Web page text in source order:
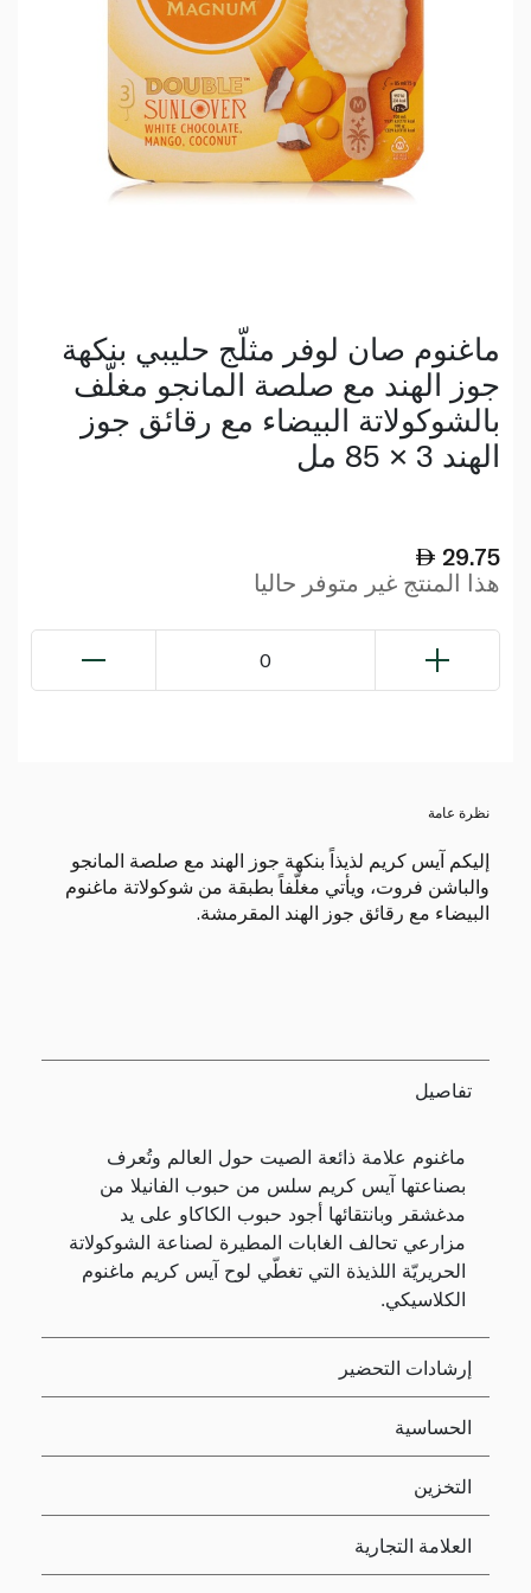
ماغنوم صان لوفر مثلّج حليبي بنكهة
جوز الهند مع صلصة المانجو مغلّف
بالشوكولاتة البيضاء مع رقائق جوز
الهند 3 × 85 مل
29.75
هذا المنتج غير متوفر حاليا
0
نظرة عامة
إليكم آيس كريم لذيذاً بنكهة جوز الهند مع صلصة المانجو
والباشن فروت، ويأتي مغلّفاً بطبقة من شوكولاتة ماغنوم
البيضاء مع رقائق جوز الهند المقرمشة.
تفاصيل
ماغنوم علامة ذائعة الصيت حول العالم وتُعرف
بصناعتها آيس كريم سلس من حبوب الفانيلا من
مدغشقر وبانتقائها أجود حبوب الكاكاو على يد
مزارعي تحالف الغابات المطيرة لصناعة الشوكولاتة
الحريريّة اللذيذة التي تغطّي لوح آيس كريم ماغنوم
الكلاسيكي.
إرشادات التحضير
الحساسية
التخزين
العلامة التجارية